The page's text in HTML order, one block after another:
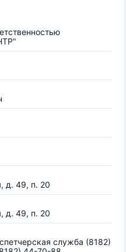
д. 49, п. 20
д. 49, п. 20
служба (8182)